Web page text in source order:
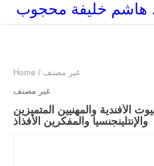
هاشم خليفة محجوب
Home / غير مصنف
غير مصنف
الأفندية والمهنيين المتميزين
والإنتلينجنسيا والمفكرين الأفذاذ